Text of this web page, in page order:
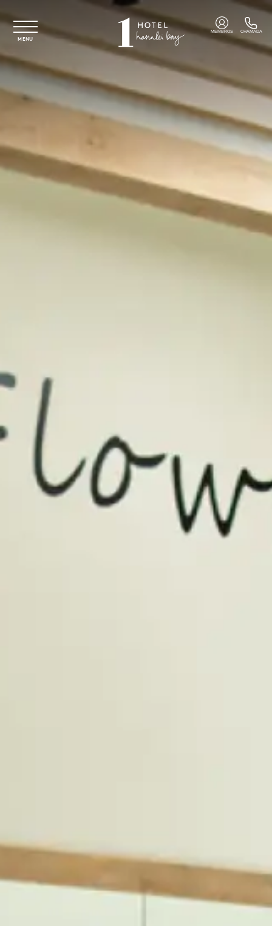
Saltar para o conteúdo principal
MENU
MEMBROS CHAMADA